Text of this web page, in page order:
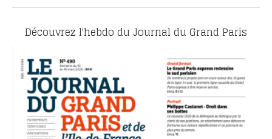
Découvrez l'hebdo du Journal du Grand Paris